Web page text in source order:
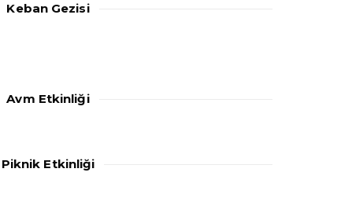
Keban Gezisi
Avm Etkinliği
Piknik Etkinliği